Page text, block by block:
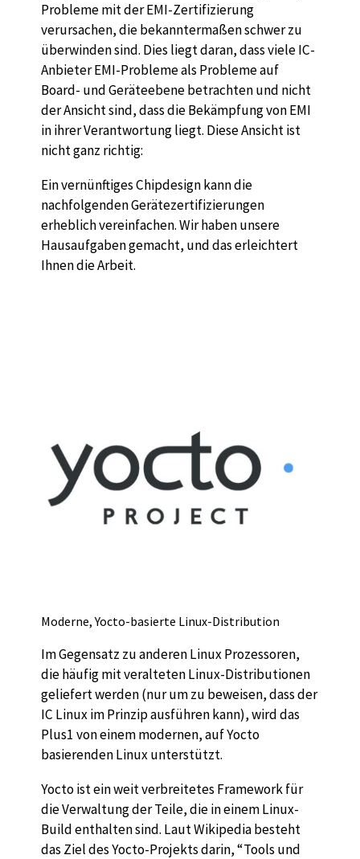
Probleme mit der EMI-Zertifizierung
verursachen, die bekanntermaßen schwer zu
überwinden sind. Dies liegt daran, dass viele IC-
Anbieter EMI-Probleme als Probleme auf
Board- und Geräteebene betrachten und nicht
der Ansicht sind, dass die Bekämpfung von EMI
in ihrer Verantwortung liegt. Diese Ansicht ist
nicht ganz richtig:
Ein vernünftiges Chipdesign kann die
nachfolgenden Gerätezertifizierungen
erheblich vereinfachen. Wir haben unsere
Hausaufgaben gemacht, und das erleichtert
Ihnen die Arbeit.
Moderne, Yocto-basierte Linux-Distribution
Im Gegensatz zu anderen Linux Prozessoren,
die häufig mit veralteten Linux-Distributionen
geliefert werden (nur um zu beweisen, dass der
IC Linux im Prinzip ausführen kann), wird das
Plus1 von einem modernen, auf Yocto
basierenden Linux unterstützt.
Yocto ist ein weit verbreitetes Framework für
die Verwaltung der Teile, die in einem Linux-
Build enthalten sind. Laut Wikipedia besteht
das Ziel des Yocto-Projekts darin, “Tools und